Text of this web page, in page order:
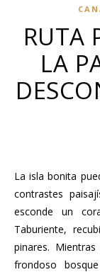
RUTA
LA
La isla bonita puede presumir de ofrecer al visitante enormes
contrastes
esconde un
Taburiente,
pinares.
frondoso